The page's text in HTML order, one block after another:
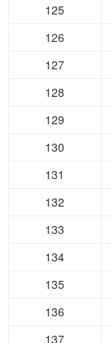
125
126
127
128
129
130
131
132
133
134
135
136
137